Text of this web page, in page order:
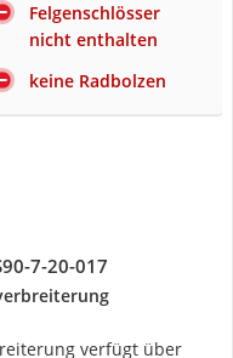
Felgenschlösser
nicht enthalten
keine Radbolzen
7-20-017
verfügt über